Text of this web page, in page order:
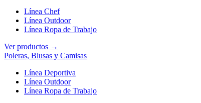
Línea Chef
Línea Outdoor
Línea Ropa de Trabajo
Ver productos →
Poleras, Blusas y Camisas
Línea Deportiva
Línea Outdoor
Línea Ropa de Trabajo